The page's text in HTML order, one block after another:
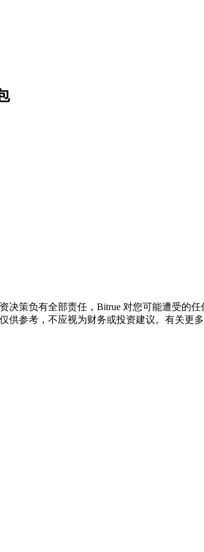
决策负有全部责任，Bitrue 对您可能遭受的
供参考，不应视为财务或投资建议。有关更